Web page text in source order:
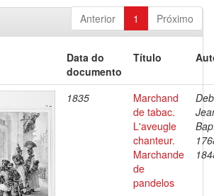
Anterior 1 Próximo
Data do
documento
Título
1835
Marchand
de tabac.
L'aveugle
chanteur.
Marchande
de
pandelos